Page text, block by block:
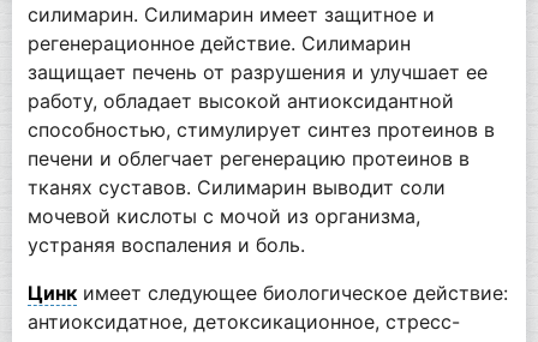
силимарин. Силимарин имеет защитное и
регенерационное действие. Силимарин
защищает печень от разрушения и улучшает ее
работу, обладает высокой антиоксидантной
способностью, стимулирует синтез протеинов в
печени и облегчает регенерацию протеинов в
тканях суставов. Силимарин выводит соли
мочевой кислоты с мочой из организма,
устраняя воспаления и боль.
Цинкимеет следующее биологическое действие:
антиоксидатное, детоксикационное, стресс-